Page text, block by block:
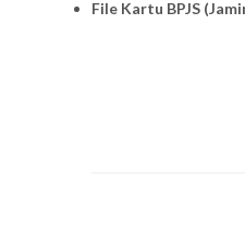
File Kartu BPJS